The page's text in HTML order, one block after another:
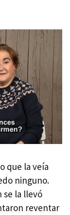
que la veía
ninguno.
se la llevó
reventar